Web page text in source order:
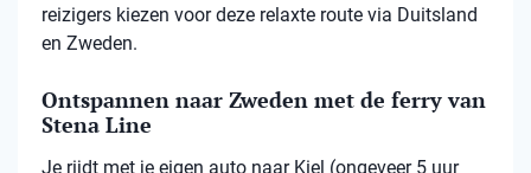
reizigers kiezen voor deze relaxte route via Duitsland
en Zweden.
Ontspannen naar Zweden met de ferry van
Stena Line
Je rijdt met je eigen auto naar Kiel (ongeveer 5 uur